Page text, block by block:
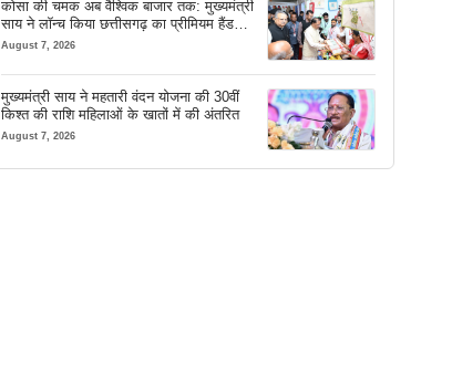
कोसा की चमक अब वैश्विक बाजार तक: मुख्यमंत्री
साय ने लॉन्च किया छत्तीसगढ़ का प्रीमियम हैंडलूम
ब्रांड ‘कोशल फैब’
August 7, 2026
मुख्यमंत्री साय ने महतारी वंदन योजना की 30वीं
किश्त की राशि महिलाओं के खातों में की अंतरित
August 7, 2026